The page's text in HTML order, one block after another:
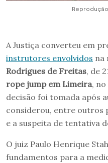
A Justiça converteu em
instrutores envolvidos na
Rodrigues de Freitas, de
rope jump em Limeira, no
decisão foi tomada após
considerou, entre outros
e a suspeita de tentativa
O juiz Paulo Henrique
fundamentos para a